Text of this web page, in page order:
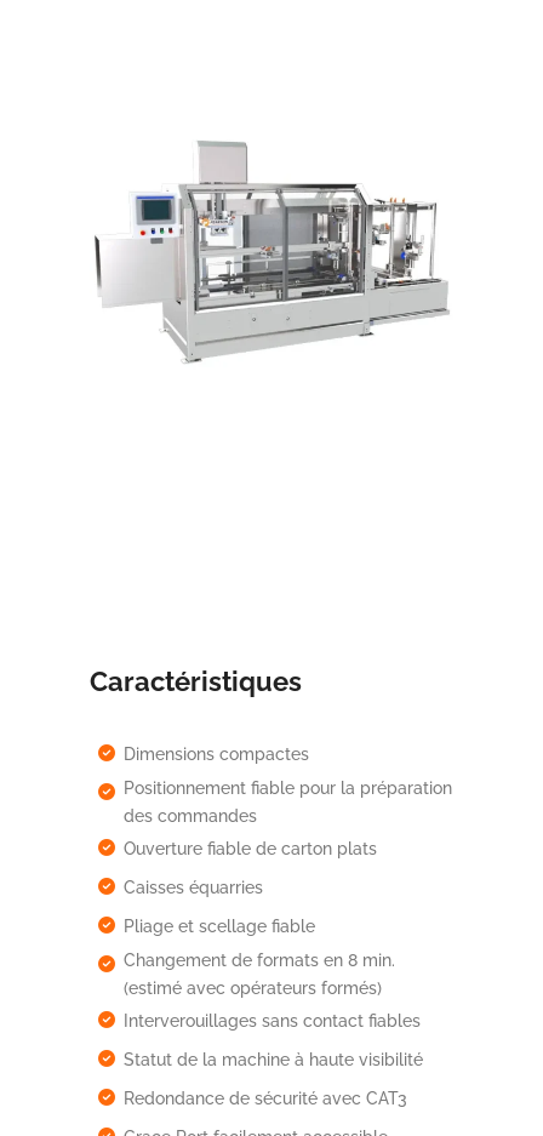
Caractéristiques
Dimensions compactes
Positionnement fiable pour la préparation
des commandes
Ouverture fiable de carton plats
Caisses équarries
Pliage et scellage fiable
Changement de formats en 8 min.
(estimé avec opérateurs formés)
Interverouillages sans contact fiables
Statut de la machine à haute visibilité
Redondance de sécurité avec CAT3